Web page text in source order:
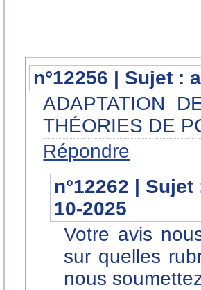
n°12256 | Sujet :
ADAPTATION
THÉORIES DE
Répondre
n°12262 |
10-2025
Votre avis
sur quelles
nous